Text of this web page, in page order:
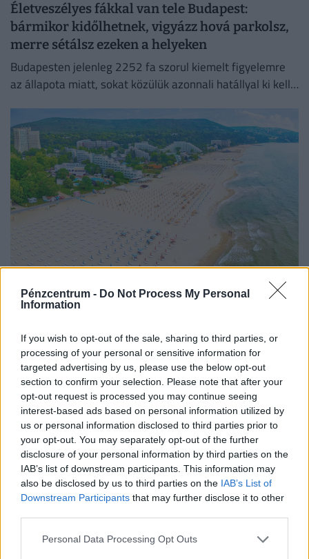
Pénzcentrum - Do Not Process My Personal
Information
If you wish to opt-out of the sale, sharing to third parties, or
processing of your personal or sensitive information for
targeted advertising by us, please use the below opt-out
section to confirm your selection. Please note that after your
opt-out request is processed you may continue seeing
interest-based ads based on personal information utilized by
us or personal information disclosed to third parties prior to
your opt-out. You may separately opt-out of the further
disclosure of your personal information by third parties on the
IAB’s list of downstream participants. This information may
also be disclosed by us to third parties on the IAB’s List of
Downstream Participants that may further disclose it to other
Personal Data Processing Opt Outs
Életveszélyes fákkal van tele Budapest:
bármikor kidőlhetnek, vigyázz hová parkolsz,
merre sétálsz ezeken a helyeken
Budapesten jelenleg 2252 fa szorul kiemelt figyelemre
az állapota miatt, sokat közülük azonnali hatállyal ki kell
Futhatunk a pénzünk után, ha így utazunk
külföldre: súlyos csapdára figyelmeztetnek a
A Magyar Biztosítók Szövetsége arra figyelmezteti a
külföldi utazási irodával utazókat, hogy
fizetésképtelenség esetén a kártérítés szabályai
eltérhetnek a magyar gyakorlattól